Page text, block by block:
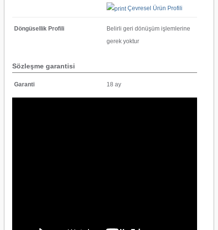
Çevresel Ürün Profili
Döngüsellik Profili
Belirli geri dönüşüm işlemlerine
gerek yoktur
Sözleşme garantisi
Garanti 18 ay